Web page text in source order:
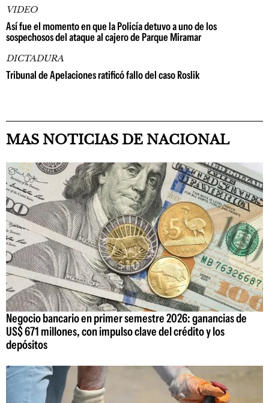
VIDEO
Así fue el momento en que la Policía detuvo a uno de los
sospechosos del ataque al cajero de Parque Miramar
DICTADURA
Tribunal de Apelaciones ratificó fallo del caso Roslik
MAS NOTICIAS DE NACIONAL
Negocio bancario en primer semestre 2026: ganancias de
US$ 671 millones, con impulso clave del crédito y los
depósitos